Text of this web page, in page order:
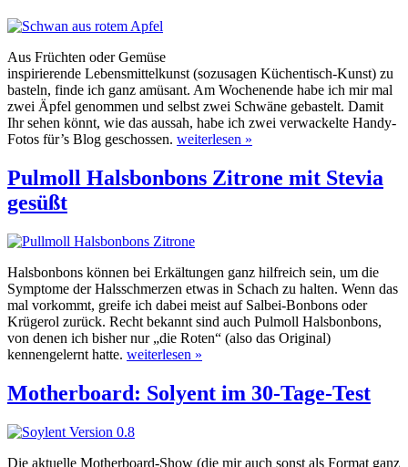
Aus Früchten oder Gemüse
inspirierende Lebensmittelkunst (sozusagen Küchentisch-Kunst) zu
basteln, finde ich ganz amüsant. Am Wochenende habe ich mir mal
zwei Äpfel genommen und selbst zwei Schwäne gebastelt. Damit
Ihr sehen könnt, wie das aussah, habe ich zwei verwackelte Handy-
Fotos für’s Blog geschossen. weiterlesen »
Pulmoll Halsbonbons Zitrone mit Stevia
gesüßt
Halsbonbons können bei Erkältungen ganz hilfreich sein, um die
Symptome der Halsschmerzen etwas in Schach zu halten. Wenn das
mal vorkommt, greife ich dabei meist auf Salbei-Bonbons oder
Krügerol zurück. Recht bekannt sind auch Pulmoll Halsbonbons,
von denen ich bisher nur „die Roten“ (also das Original)
kennengelernt hatte. weiterlesen »
Motherboard: Solyent im 30-Tage-Test
Die aktuelle Motherboard-Show (die mir auch sonst als Format ganz